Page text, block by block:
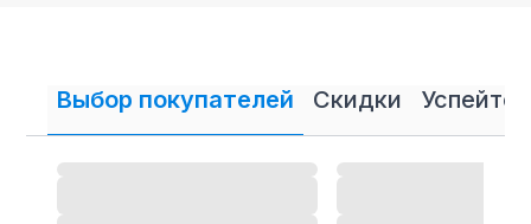
Снегоуборщики Пармаи оставить свой отзыв.
Снегоуборщики Парма-
магазин
в Подольске
Выбор покупателей Скидки Успейте